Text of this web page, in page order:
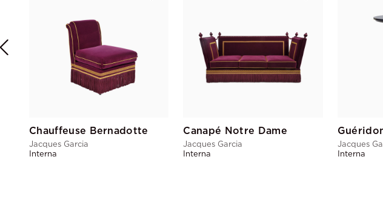
Chauffeuse Bernadotte
Jacques Garcia
Interna
Canapé Notre Dame
Jacques Garcia
Interna
Jacques
Interna